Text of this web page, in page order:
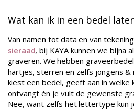
Wat kan ik in een bedel
Van namen tot data en van
sieraad, bij KAYA kunnen we bijna
graveren. We hebben
hartjes, sterren en zelfs jongens &
kiest een bedel, geeft aan in welke
ontvangt én je vult de gewenste
Nee, want zelfs het lettertype kun